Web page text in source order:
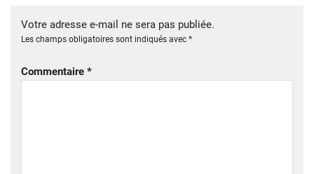
Votre adresse e-mail ne sera pas publiée.
Les champs obligatoires sont indiqués avec *
Commentaire *